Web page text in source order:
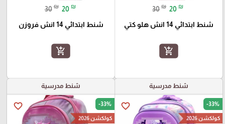
30 ₪ 20 ₪
شنط ابتدائي 14 انش هلو كتي
add_shopping_cart
30 ₪ 20 ₪
شنط ابتدائي 14 انش فروزن
add_shopping_cart
شنط مدرسية
favorite_border -33%
كولكشن 2026
شنط مدرسية
favorite_border -33%
كولكشن 2026